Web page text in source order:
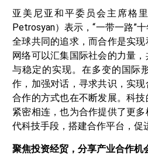
亚美尼亚和平委员会主席格
Petrosyan）表示，“一带一路”
全球共同的追求，而合作是实
网络可以汇集国际社会的力量
与稳定的实现。在多变的国际
作，加强对话，寻求共识，实现
合作的方式也在不断发展。科
紧密相连，也为合作提供了更
代科技手段，搭建合作平台，促
聚焦投资经贸，分享产业合作机